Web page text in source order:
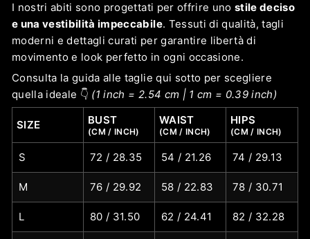
I nostri abiti sono progettati per offrire uno stile deciso
e una vestibilità impeccabile. Tessuti di qualità, tagli
moderni e dettagli curati per garantire libertà di
movimento e look perfetto in ogni occasione.
Consulta la guida alle taglie qui sotto per scegliere
quella ideale 👇 (1 inch = 2.54 cm | 1 cm = 0.39 inch)
SIZE BUST
(CM / INCH)
WAIST
(CM / INCH)
HIPS
(CM / INCH)
S 72 / 28.35 54 / 21.26 74 / 29.13
M 76 / 29.92 58 / 22.83 78 / 30.71
L 80 / 31.50 62 / 24.41 82 / 32.28